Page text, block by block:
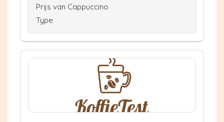
Prijs van Cappuccino
Type